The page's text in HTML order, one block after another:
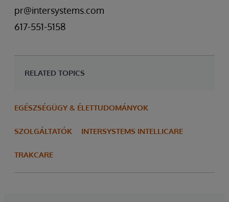
pr@intersystems.com
617-551-5158
RELATED TOPICS
EGÉSZSÉGÜGY & ÉLETTUDOMÁNYOK
SZOLGÁLTATÓK INTERSYSTEMS INTELLICARE
TRAKCARE